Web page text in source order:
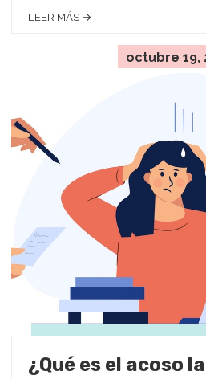
LEER MÁS →
octubre 19,
¿Qué es el acoso